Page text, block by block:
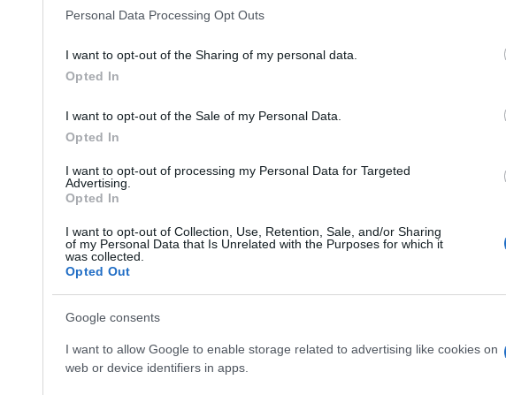
Personal Data Processing Opt Outs
I want to opt-out of the Sharing of my personal data.
Opted In
I want to opt-out of the Sale of my Personal Data.
Opted In
I want to opt-out of processing my Personal Data for Targeted
Advertising.
Opted In
I want to opt-out of Collection, Use, Retention, Sale, and/or Sharing
of my Personal Data that Is Unrelated with the Purposes for which it
was collected.
Opted Out
Google consents
I want to allow Google to enable storage related to advertising like cookies on
web or device identifiers in apps.
– Καθαρά κέρδη 313 εκατ.
πενταετές πρόγραμμα
ευρώ σε 451
πρόγραμμα
ΕΔΟΕΑΠ
Διοικητικό Συμβούλιο - Πρόεδρος ο Γαληνός
Γιαγλής